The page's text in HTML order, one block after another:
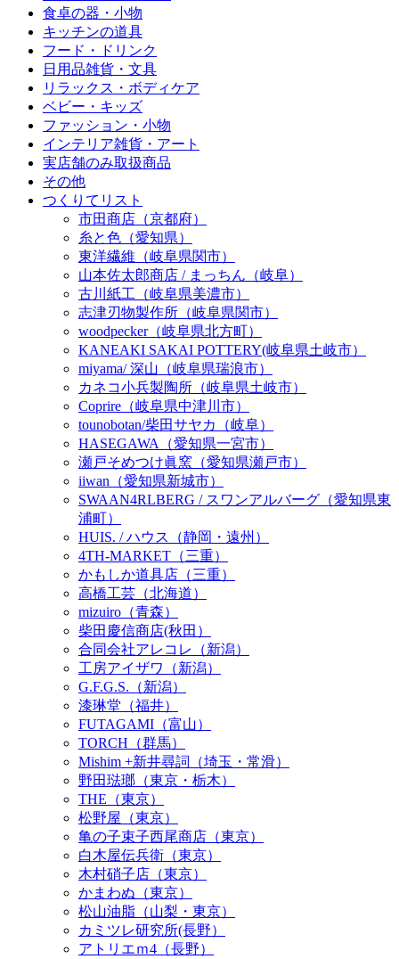
食卓の器・小物
キッチンの道具
フード・ドリンク
日用品雑貨・文具
リラックス・ボディケア
ベビー・キッズ
ファッション・小物
インテリア雑貨・アート
実店舗のみ取扱商品
その他
つくりてリスト
市田商店（京都府）
糸と色（愛知県）
東洋繊維（岐阜県関市）
山本佐太郎商店 / まっちん（岐阜）
古川紙工（岐阜県美濃市）
志津刃物製作所（岐阜県関市）
woodpecker（岐阜県北方町）
KANEAKI SAKAI POTTERY(岐阜県土岐市）
miyama/ 深山（岐阜県瑞浪市）
カネコ小兵製陶所（岐阜県土岐市）
Coprire（岐阜県中津川市）
tounobotan/柴田サヤカ（岐阜）
HASEGAWA（愛知県一宮市）
瀬戸そめつけ眞窯（愛知県瀬戸市）
iiwan（愛知県新城市）
SWAAN4RLBERG / スワンアルバーグ（愛知県東
浦町）
HUIS. / ハウス（静岡・遠州）
4TH-MARKET（三重）
かもしか道具店（三重）
高橋工芸（北海道）
mizuiro（青森）
柴田慶信商店(秋田）
合同会社アレコレ（新潟）
工房アイザワ（新潟）
G.F.G.S.（新潟）
漆琳堂（福井）
FUTAGAMI（富山）
TORCH（群馬）
Mishim +新井尋詞（埼玉・常滑）
野田琺瑯（東京・栃木）
THE（東京）
松野屋（東京）
亀の子束子西尾商店（東京）
白木屋伝兵衛（東京）
木村硝子店（東京）
かまわぬ（東京）
松山油脂（山梨・東京）
カミツレ研究所(長野）
アトリエｍ4（長野）